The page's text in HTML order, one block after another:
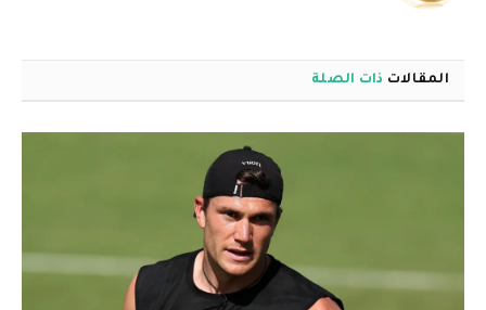
المقالات ذات الصلة